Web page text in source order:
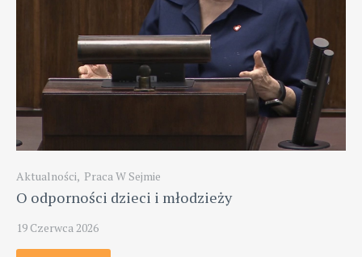
Aktualności, Praca W Sejmie
O odporności dzieci i młodzieży
19 Czerwca 2026